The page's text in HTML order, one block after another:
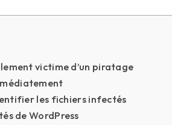
victime d’un piratage
les fichiers infectés
de WordPress